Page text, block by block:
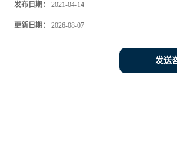
发布日期： 2021-04-14
更新日期： 2026-08-07
发送